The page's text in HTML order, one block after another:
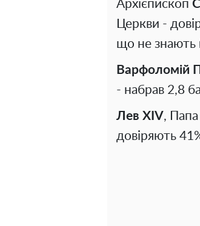
Архієпископ
Церкви -
що не знають
Варфоломій
- набрав 2,8
Лев XIV,
довіряють